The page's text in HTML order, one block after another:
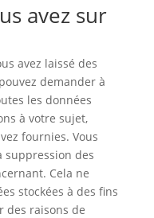
avez sur
avez laissé des
demander à
les données
à votre sujet,
fournies. Vous
suppression des
Cela ne
stockées à des fins
des raisons de